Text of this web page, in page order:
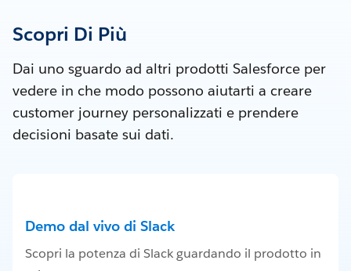
Scopri Di Più
Dai uno sguardo ad altri prodotti Salesforce per
vedere in che modo possono aiutarti a creare
customer journey personalizzati e prendere
decisioni basate sui dati.
Demo dal vivo di Slack
Scopri la potenza di Slack guardando il prodotto in